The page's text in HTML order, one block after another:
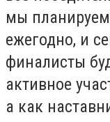
мы
ежегодно, и
финалисты
активное
а как